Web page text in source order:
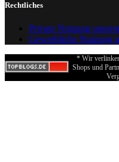
Rechtliches
Private Nutzung
Gewerbliche Nutzung
* Wir
Shops und